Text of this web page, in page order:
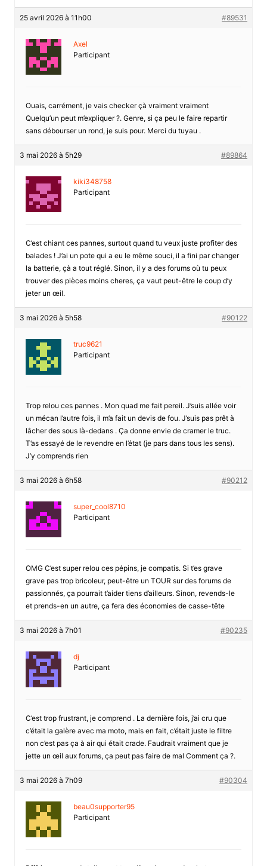
25 avril 2026 à 11h00 #89531
Axel
Participant
Ouais, carrément, je vais checker çà vraiment vraiment
Quelqu’un peut m’expliquer ?. Genre, si ça peu le faire repartir
sans débourser un rond, je suis pour. Merci du tuyau .
3 mai 2026 à 5h29 #89864
kiki348758
Participant
C’est chiant ces pannes, surtout quand tu veux juste profiter des
balades ! J’ai un pote qui a eu le même souci, il a fini par changer
la batterie, çà a tout réglé. Sinon, il y a des forums où tu peux
trouver des pièces moins cheres, ça vaut peut-être le coup d’y
jeter un œil.
3 mai 2026 à 5h58 #90122
truc9621
Participant
Trop relou ces pannes . Mon quad me fait pereil. J’suis allée voir
un mécan l’autre fois, il m’a fait un devis de fou. J’suis pas prêt à
lâcher des sous là-dedans . Ça donne envie de cramer le truc.
T’as essayé de le revendre en l’état (je pars dans tous les sens).
J’y comprends rien
3 mai 2026 à 6h58 #90212
super_cool8710
Participant
OMG C’est super relou ces pépins, je compatis. Si t’es grave
grave pas trop bricoleur, peut-être un TOUR sur des forums de
passionnés, ça pourrait t’aider tiens d’ailleurs. Sinon, revends-le
et prends-en un autre, ça fera des économies de casse-tête
3 mai 2026 à 7h01 #90235
dj
Participant
C’est trop frustrant, je comprend . La dernière fois, j’ai cru que
c’était la galère avec ma moto, mais en fait, c’était juste le filtre
non c’est pas ça à air qui était crade. Faudrait vraiment que je
jette un œil aux forums, ça peut pas faire de mal Comment ça ?.
3 mai 2026 à 7h09 #90304
beau0supporter95
Participant